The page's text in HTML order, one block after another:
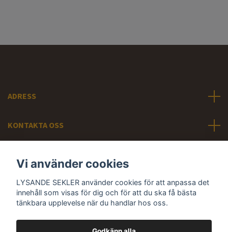
ADRESS
KONTAKTA OSS
Sociala medier
Vi använder cookies
LYSANDE SEKLER använder cookies för att anpassa det
innehåll som visas för dig och för att du ska få bästa
tänkbara upplevelse när du handlar hos oss.